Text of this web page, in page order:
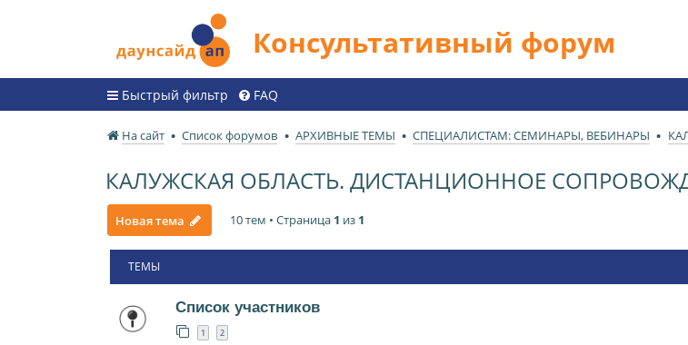
Консультативный форум
Быстрый фильтр FAQ
На сайт Список форумов АРХИВНЫЕ ТЕМЫ СПЕЦИАЛИСТАМ: СЕМИНАРЫ, ВЕБИНАРЫ
КАЛУЖСКАЯ ОБЛАСТЬ. ДИСТАНЦИОННОЕ
Новая тема 10 тем • Страница 1 из 1
ТЕМЫ
Список участников
1 2